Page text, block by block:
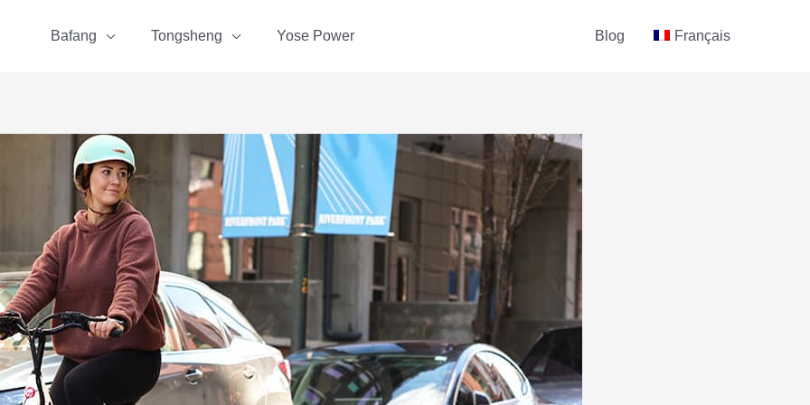
Bafang Tongsheng Yose Power Blog Français